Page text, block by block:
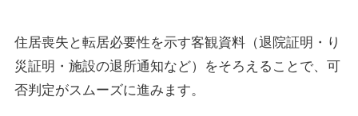
住居喪失と転居必要性を示す客観資料（退院証明・り
災証明・施設の退所通知など）をそろえることで、可
否判定がスムーズに進みます。